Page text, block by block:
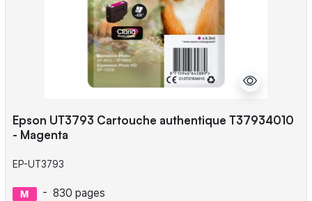
Epson UT3793 Cartouche authentique T37934010
- Magenta
EP-UT3793
- 830 pages